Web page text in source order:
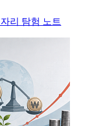
리 탐험 노트